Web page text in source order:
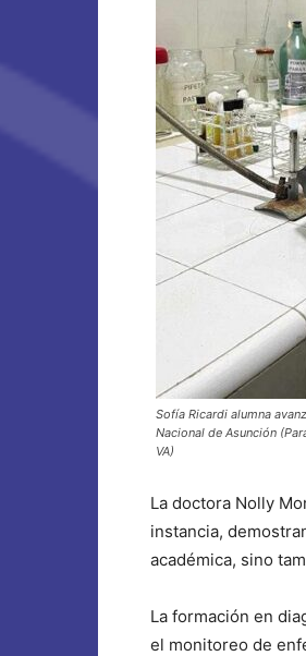
Sofía Ricardi alumna
Nacional de Asunción
VA)
La doctora Nolly
instancia,
académica, sino
La formación en
el monitoreo de